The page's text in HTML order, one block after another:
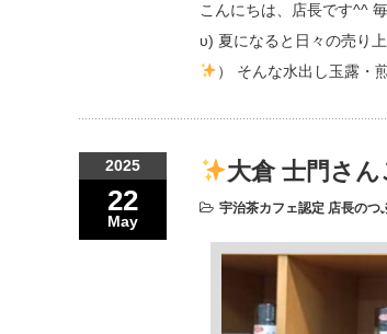
こんにちは、店長です^^
υ) 夏になると日々の売り
） そんな水出し玉露・
2025
22
May
大倉 士門さ
宇治茶カフェ認定 店長のつ